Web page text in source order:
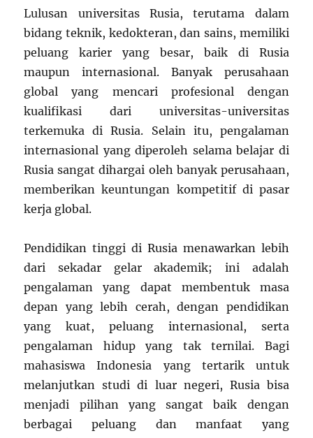
Lulusan universitas Rusia, terutama dalam
bidang teknik, kedokteran, dan sains, memiliki
peluang karier yang besar, baik di Rusia
maupun internasional. Banyak perusahaan
global yang mencari profesional dengan
kualifikasi dari universitas-universitas
terkemuka di Rusia. Selain itu, pengalaman
internasional yang diperoleh selama belajar di
Rusia sangat dihargai oleh banyak perusahaan,
memberikan keuntungan kompetitif di pasar
kerja global.
Pendidikan tinggi di Rusia menawarkan lebih
dari sekadar gelar akademik; ini adalah
pengalaman yang dapat membentuk masa
depan yang lebih cerah, dengan pendidikan
yang kuat, peluang internasional, serta
pengalaman hidup yang tak ternilai. Bagi
mahasiswa Indonesia yang tertarik untuk
melanjutkan studi di luar negeri, Rusia bisa
menjadi pilihan yang sangat baik dengan
berbagai peluang dan manfaat yang